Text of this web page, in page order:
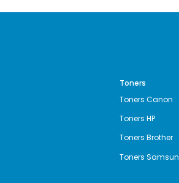
Toners
Toners Canon
Toners HP
Toners Brother
Toners